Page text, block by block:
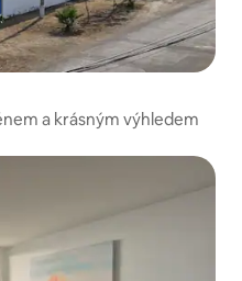
a krásným výhledem